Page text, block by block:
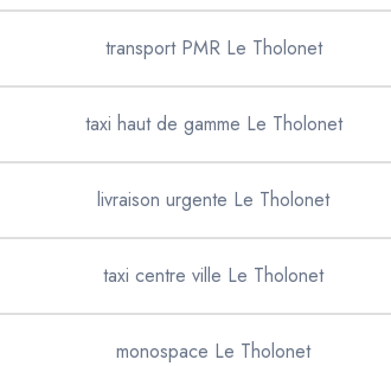
transport PMR Le Tholonet
taxi haut de gamme Le Tholonet
livraison urgente Le Tholonet
taxi centre ville Le Tholonet
monospace Le Tholonet